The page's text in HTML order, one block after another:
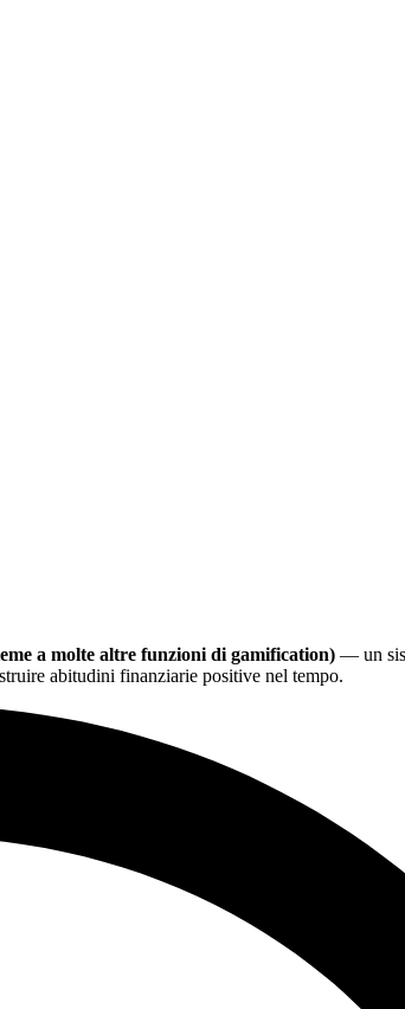
a molte altre funzioni di gamification) — un
abitudini finanziarie positive nel tempo.